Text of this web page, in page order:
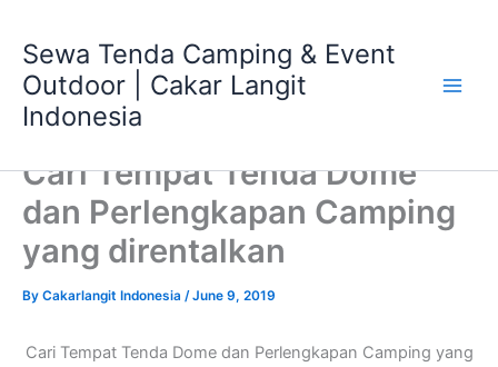
content
Sewa Tenda Camping & Event
Outdoor | Cakar Langit
Indonesia
Cari Tempat Tenda Dome
dan Perlengkapan Camping
yang direntalkan
By Cakarlangit Indonesia /June 9, 2019
Cari Tempat Tenda Dome dan Perlengkapan Camping yang